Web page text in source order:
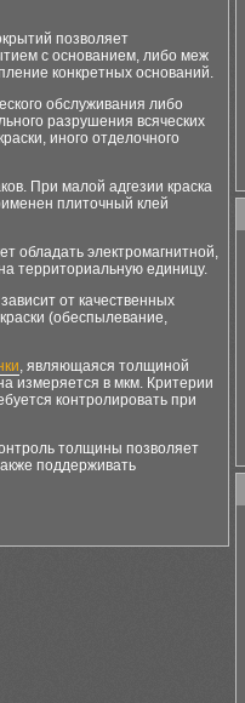
позволяет
с основанием, либо меж
конкретных оснований.
обслуживания либо
разрушения всяческих
иного отделочного
При малой адгезии краска
плиточный клей
обладать электромагнитной,
территориальную единицу.
от качественных
(обеспылевание,
, являющаяся толщиной
измеряется в мкм. Критерии
контролировать при
толщины позволяет
поддерживать